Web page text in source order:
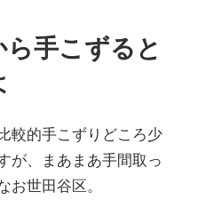
手こずると
較的手こずりどころ少
が、まあまあ手間取っ
世田谷区。